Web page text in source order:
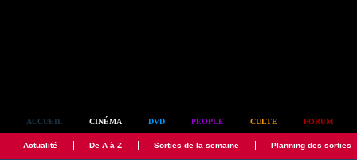
ACCUEIL CINÉMA DVD PEOPLE CULTE FORUM
Actualité De A à Z Sorties de la semaine Planning des sorties